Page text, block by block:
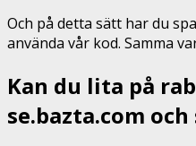
Och på detta sätt har du
använda vår kod. Samma
Kan du lita på
se.bazta.com